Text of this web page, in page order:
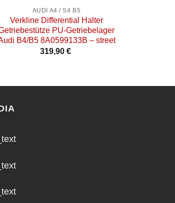
AUDI A4 / S4 B5
Verkline Differential Halter
PU-Getriebelager
B4/B5 8A0599133B – street
319,90 €